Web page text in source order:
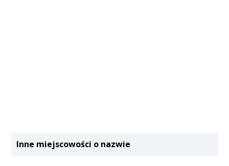
Inne miejscowości o nazwie